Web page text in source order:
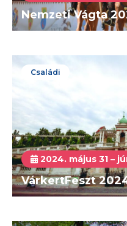
Nemzeti Vágta
Családi
2024. május 31 –
VárkertFeszt